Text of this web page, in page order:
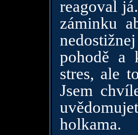
reagoval
záminku
pohodě a
stres, ale
Jsem
holkama.